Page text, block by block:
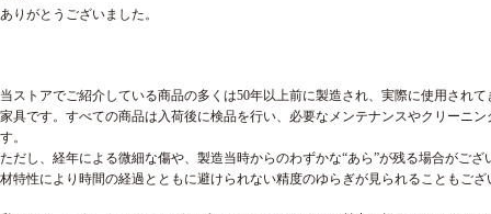
ありがとうございました。
当ストアでご紹介している商品の多くは50年以上前に製造され、実際に使用され
家具です。すべての商品は入荷後に検品を行い、必要なメンテナンスやクリーニ
す。
ただし、経年による微細な傷や、製造当時からのわずかな“あら”が残る場合がござ
材特性により時間の経過とともに避けられない精度のゆらぎが見られることもござ